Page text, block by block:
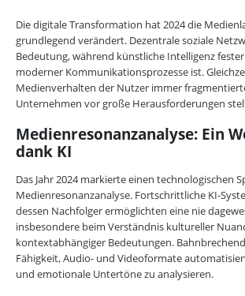
Die digitale Transformation hat 2024 die
grundlegend verändert. Dezentrale soziale
Bedeutung, während künstliche Intelligenz
moderner Kommunikationsprozesse ist.
Medienverhalten der Nutzer immer
Unternehmen vor große Herausforderungen
Medienresonanzanalyse: Ein
dank KI
Das Jahr 2024 markierte einen technologischen
Medienresonanzanalyse. Fortschrittliche KI-
dessen Nachfolger ermöglichten eine nie
insbesondere beim Verständnis kultureller
kontextabhängiger Bedeutungen.
Fähigkeit, Audio- und Videoformate
und emotionale Untertöne zu analysieren.